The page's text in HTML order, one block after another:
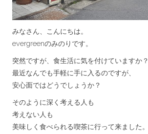
みなさん、こんにちは。
evergreenのみのりです。
突然ですが、食生活に気を付けていますか？
最近なんでも手軽に手に入るのですが、
安心面ではどうでしょうか？
そのように深く考える人も
考えない人も
美味しく食べられる喫茶に行って来ました。